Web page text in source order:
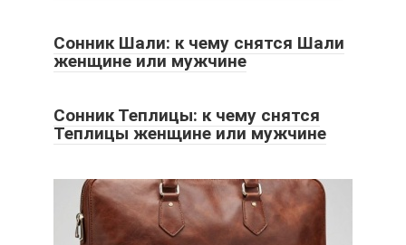
Сонник Шали: к чему снятся Шали
женщине или мужчине
Сонник Теплицы: к чему снятся
Теплицы женщине или мужчине